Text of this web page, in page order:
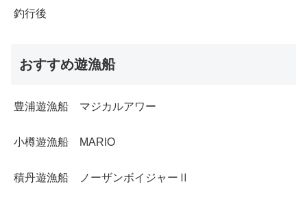
釣行後
おすすめ遊漁船
豊浦遊漁船 マジカルアワー
小樽遊漁船 MARIO
積丹遊漁船 ノーザンボイジャーⅡ